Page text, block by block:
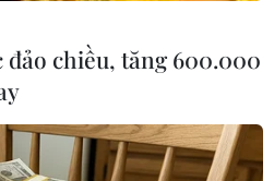
danh sách thành
mới
đảo chiều, tăng 600.000